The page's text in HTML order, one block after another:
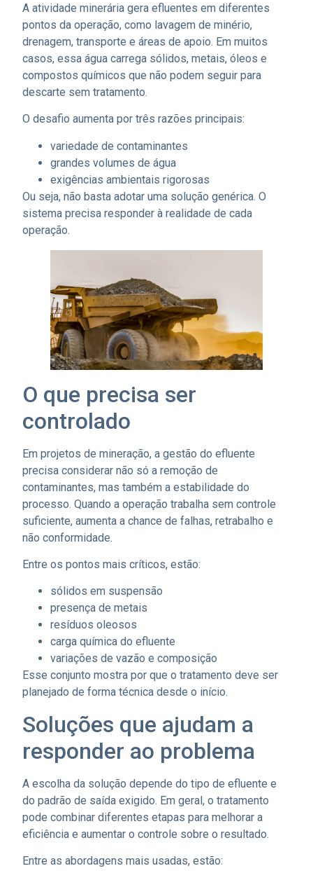
A atividade minerária gera efluentes em diferentes
pontos da operação, como lavagem de minério,
drenagem, transporte e áreas de apoio. Em muitos
casos, essa água carrega sólidos, metais, óleos e
compostos químicos que não podem seguir para
descarte sem tratamento.
O desafio aumenta por três razões principais:
variedade de contaminantes
grandes volumes de água
exigências ambientais rigorosas
Ou seja, não basta adotar uma solução genérica. O
sistema precisa responder à realidade de cada
operação.
O que precisa ser
controlado
Em projetos de mineração, a gestão do efluente
precisa considerar não só a remoção de
contaminantes, mas também a estabilidade do
processo. Quando a operação trabalha sem controle
suficiente, aumenta a chance de falhas, retrabalho e
não conformidade.
Entre os pontos mais críticos, estão:
sólidos em suspensão
presença de metais
resíduos oleosos
carga química do efluente
variações de vazão e composição
Esse conjunto mostra por que o tratamento deve ser
planejado de forma técnica desde o início.
Soluções que ajudam a
responder ao problema
A escolha da solução depende do tipo de efluente e
do padrão de saída exigido. Em geral, o tratamento
pode combinar diferentes etapas para melhorar a
eficiência e aumentar o controle sobre o resultado.
Entre as abordagens mais usadas, estão: